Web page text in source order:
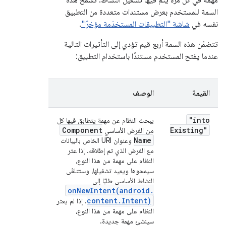
السمة للمستخدم بعرض مستندات متعددة من التطبيق
نفسه في شاشة "التطبيقات المستخدَمة مؤخرًا".
تتضمّن هذه السمة أربع قيم تؤدي إلى التأثيرات التالية
عندما يفتح المستخدم مستندًا باستخدام التطبيق:
القيمة الوصف
"into
Existing"
يبحث النظام عن مهمة يتطابق فيها كل
من الغرض الأساسي Component
Name
وعنوان URI الخاص بالبيانات
مع الغرض الذي تم إطلاقه. إذا عثر
النظام على مهمة من هذا النوع،
سيمحوها ويعيد تشغيلها، وستتلقّى
النشاط الأساسي طلبًا إلى
onNewIntent(android .
content. Intent)
. إذا لم يعثر
النظام على مهمة من هذا النوع،
سينشئ مهمة جديدة.